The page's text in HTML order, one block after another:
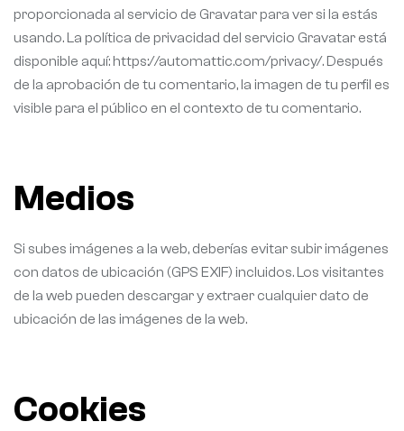
proporcionada al servicio de Gravatar para ver si la estás
usando. La política de privacidad del servicio Gravatar está
disponible aquí: https://automattic.com/privacy/. Después
de la aprobación de tu comentario, la imagen de tu perfil es
visible para el público en el contexto de tu comentario.
Medios
Si subes imágenes a la web, deberías evitar subir imágenes
con datos de ubicación (GPS EXIF) incluidos. Los visitantes
de la web pueden descargar y extraer cualquier dato de
ubicación de las imágenes de la web.
Cookies